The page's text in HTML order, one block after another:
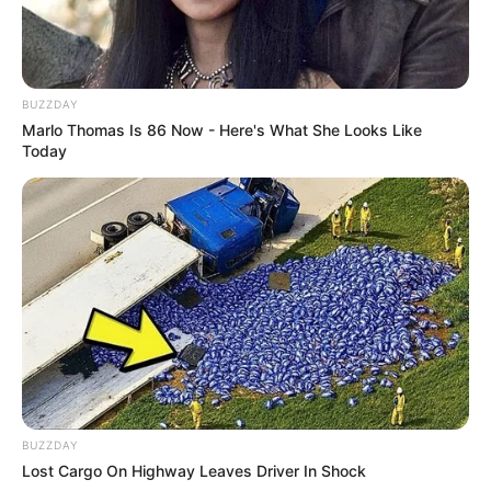
Saymon Guitar & Soft Notes &
Revelations
” data-video-id=”7646387336875396374″>
BUZZDAY
Marlo Thomas Is 86 Now - Here's What She Looks Like
Today
BUZZDAY
Lost Cargo On Highway Leaves Driver In Shock